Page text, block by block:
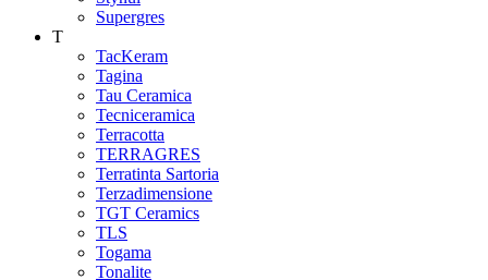
Supergres
T
TacKeram
Tagina
Tau Ceramica
Tecniceramica
Terracotta
TERRAGRES
Terratinta Sartoria
Terzadimensione
TGT Ceramics
TLS
Togama
Tonalite